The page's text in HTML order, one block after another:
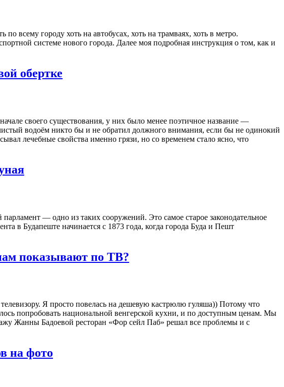
всему городу хоть на автобусах, хоть на трамваях, хоть в метро.
системе нового города. Далее моя подробная инструкция о том, как и
обертке
своего существования, у них было менее поэтичное название —
водоём никто бы и не обратил должного внимания, если бы не одинокий
лечебные свойства именно грязи, но со временем стало ясно, что
— одно из таких сооружений. Это самое старое законодательное
в Будапеште начинается с 1873 года, когда города Буда и Пешт
показывают по ТВ?
Я просто повелась на дешевую кастрюлю гуляша)) Потому что
попробовать национальной венгерской кухни, и по доступным ценам. Мы
Жанны Бадоевой ресторан «Фор сейл Паб» решал все проблемы и с
на фото